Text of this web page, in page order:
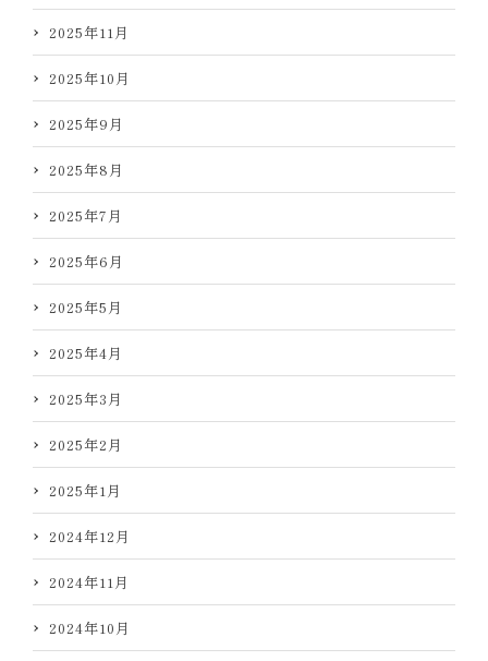
2025年11月
2025年10月
2025年9月
2025年8月
2025年7月
2025年6月
2025年5月
2025年4月
2025年3月
2025年2月
2025年1月
2024年12月
2024年11月
2024年10月